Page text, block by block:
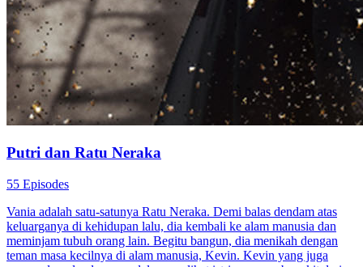
Putri dan Ratu Neraka
55 Episodes
Vania adalah satu-satunya Ratu Neraka. Demi balas dendam atas
keluarganya di kehidupan lalu, dia kembali ke alam manusia dan
meminjam tubuh orang lain. Begitu bangun, dia menikah dengan
teman masa kecilnya di alam manusia, Kevin. Kevin yang juga